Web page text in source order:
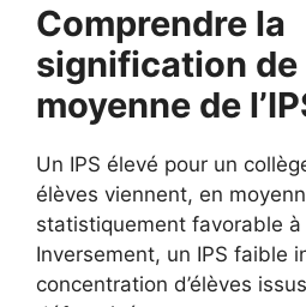
Comprendre la
signification de
moyenne de
Un IPS élevé pour un
élèves viennent, en
statistiquement favorable
Inversement, un IPS faible
concentration d’élèves